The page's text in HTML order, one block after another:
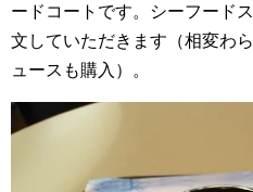
ードコートです。シーフード
文していただきます（相変わ
ュースも購入）。